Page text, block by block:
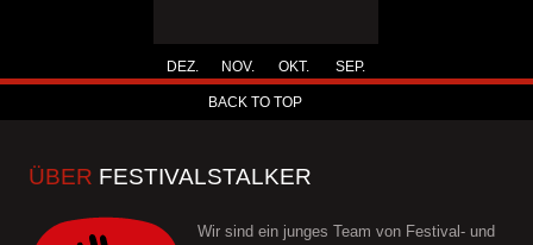
DEZ. NOV. OKT. SEP.
BACK TO TOP
ÜBER FESTIVALSTALKER
Wir sind ein junges Team von Festival- und